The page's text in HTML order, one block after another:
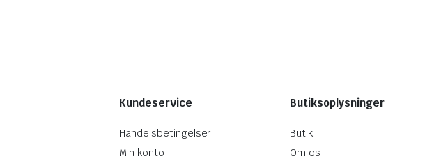
Kundeservice
Handelsbetingelser
Min konto
Butiksoplysninger
Butik
Om os